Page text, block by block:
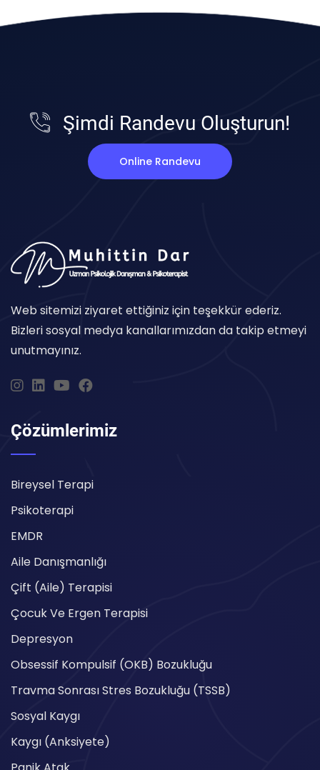
Şimdi Randevu Oluşturun!
Online Randevu
Web sitemizi ziyaret ettiğiniz için teşekkür ederiz.
Bizleri sosyal medya kanallarımızdan da takip etmeyi
unutmayınız.
Çözümlerimiz
Bireysel Terapi
Psikoterapi
EMDR
Aile Danışmanlığı
Çift (Aile) Terapisi
Çocuk Ve Ergen Terapisi
Depresyon
Obsessif Kompulsif (OKB) Bozukluğu
Travma Sonrası Stres Bozukluğu (TSSB)
Sosyal Kaygı
Kaygı (Anksiyete)